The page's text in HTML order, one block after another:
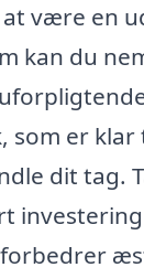
være en
kan du
som er
dit tag.